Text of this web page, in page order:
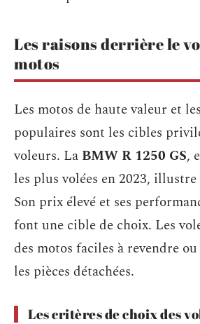
Les raisons derrière le
motos
Les motos de haute valeur et
populaires sont les cibles
voleurs. La BMW R 1250 GS,
les plus volées en 2023,
Son prix élevé et ses
font une cible de choix. Les
des motos faciles à revendre
les pièces détachées.
Les critères de choix des